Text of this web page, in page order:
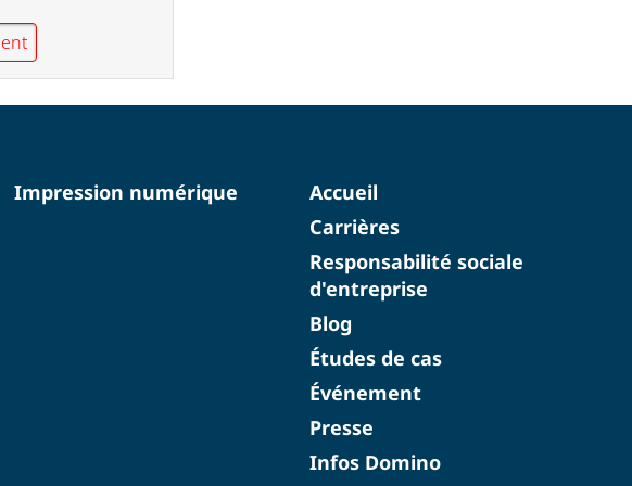
Impression numérique
Accueil
Carrières
Responsabilité sociale
d'entreprise
Blog
Études de cas
Événement
Presse
Infos Domino